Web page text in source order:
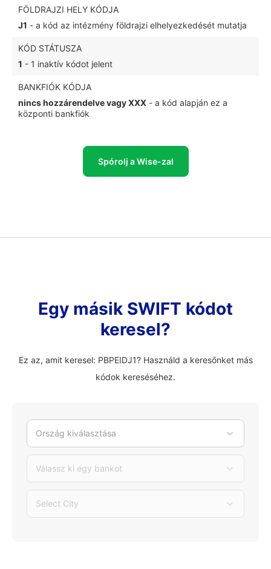
FÖLDRAJZI HELY KÓDJA
J1 - a kód az intézmény földrajzi elhelyezkedését mutatja
KÓD STÁTUSZA
1 - 1 inaktív kódot jelent
BANKFIÓK KÓDJA
nincs hozzárendelve vagy XXX - a kód alapján ez a
központi bankfiók
Spórolj a Wise-zal
Egy másik SWIFT kódot
keresel?
Ez az, amit keresel: PBPEIDJ1? Használd a keresőnket más
kódok kereséséhez.
Ország kiválasztása
Válassz ki egy bankot
Select City